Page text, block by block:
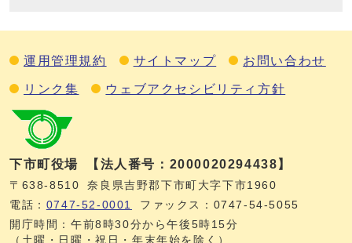
運用管理規約 サイトマップ お問い合わせ
リンク集 ウェブアクセシビリティ方針
下市町役場 【法人番号：2000020294438】
〒638-8510
奈良県吉野郡下市町大字下市1960
電話： 0747‐52‐0001
ファックス：0747‐54‐5055
開庁時間：午前8時30分から午後5時15分
（土曜・日曜・祝日・年末年始を除く）